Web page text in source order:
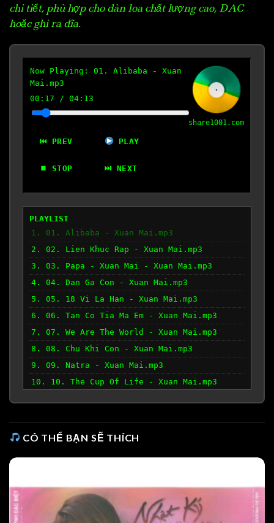
chi tiết, phù hợp cho dàn loa chất lượng cao, DAC
hoặc ghi ra đĩa.
Now Playing: 01. Alibaba - Xuan
Mai.mp3
00:18 / 04:13
⏮ PREV PLAY
⏹ STOP ⏭ NEXT
share1001.com
PLAYLIST
1. 01. Alibaba - Xuan Mai.mp3
2. 02. Lien Khuc Rap - Xuan Mai.mp3
3. 03. Papa - Xuan Mai - Xuan Mai.mp3
4. 04. Dan Ga Con - Xuan Mai.mp3
5. 05. 18 Vi La Han - Xuan Mai.mp3
6. 06. Tan Co Tia Ma Em - Xuan Mai.mp3
7. 07. We Are The World - Xuan Mai.mp3
8. 08. Chu Khi Con - Xuan Mai.mp3
9. 09. Natra - Xuan Mai.mp3
10. 10. The Cup Of Life - Xuan Mai.mp3
CÓ THỂ BẠN SẼ THÍCH